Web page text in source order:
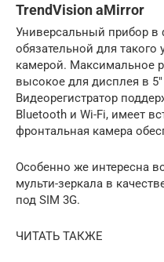
TrendVision aMirror
Универсальный прибор в
обязательной для такого
камерой. Максимальное
высокое для дисплея в 5″
Видеорегистратор
Bluetooth и Wi-Fi, имеет
фронтальная камера
Особенно же интересна
мульти-зеркала в
под SIM 3G.
ЧИТАТЬ ТАКЖЕ